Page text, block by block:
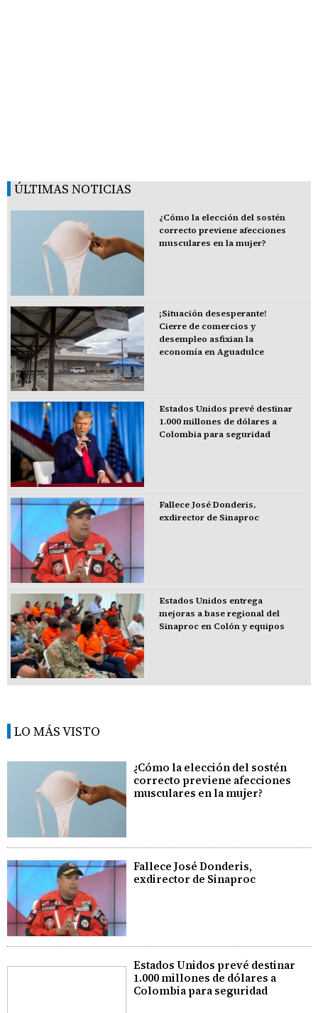
ÚLTIMAS NOTICIAS
¿Cómo la elección del sostén
correcto previene afecciones
musculares en la mujer?
¡Situación desesperante!
Cierre de comercios y
desempleo asfixian la
economía en Aguadulce
Estados Unidos prevé destinar
1.000 millones de dólares a
Colombia para seguridad
Fallece José Donderis,
exdirector de Sinaproc
Estados Unidos entrega
mejoras a base regional del
Sinaproc en Colón y equipos
LO MÁS VISTO
¿Cómo la elección del sostén
correcto previene afecciones
musculares en la mujer?
Fallece José Donderis,
exdirector de Sinaproc
Estados Unidos prevé destinar
1.000 millones de dólares a
Colombia para seguridad